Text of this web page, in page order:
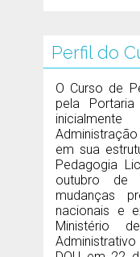
Perfil do
O Curso de
pela
em sua
Pedagogia
outubro de
mudanças
nacionais e
Ministério